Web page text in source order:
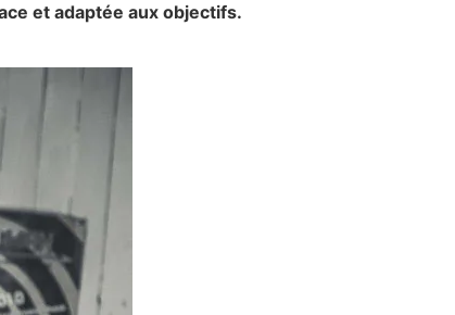
et adaptée aux objectifs.